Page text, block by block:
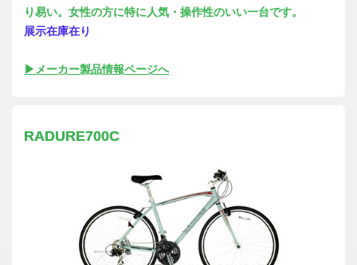
り易い。女性の方に特に人気・操作性のいい一台です。
展示在庫在り
▶メーカー製品情報ページへ
RADURE700C